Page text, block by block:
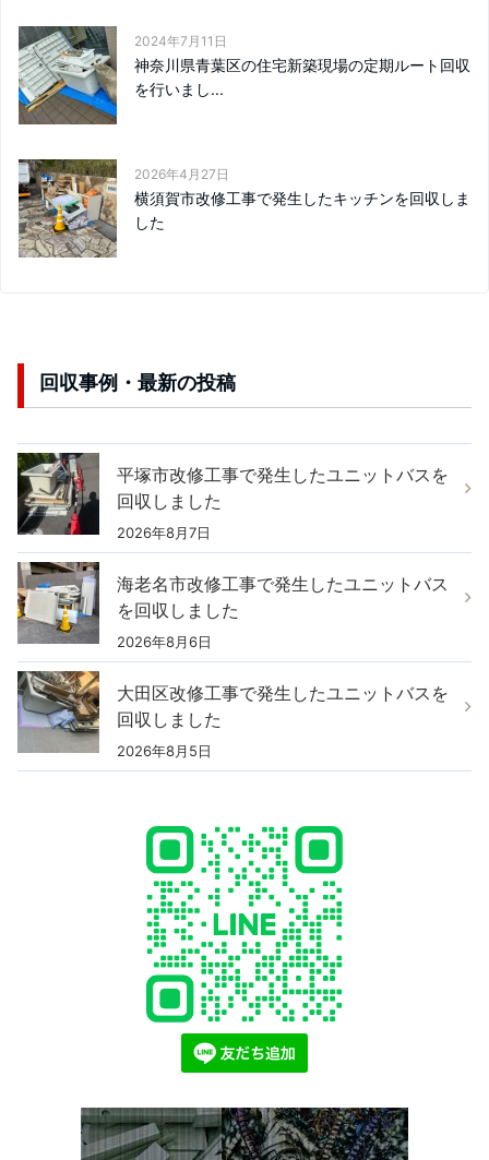
2024年7月11日
神奈川県青葉区の住宅新築現場の定期ルート回収
を行いまし...
2026年4月27日
横須賀市改修工事で発生したキッチンを回収しま
した
回収事例・最新の投稿
平塚市改修工事で発生したユニットバスを
回収しました
2026年8月7日
海老名市改修工事で発生したユニットバス
を回収しました
2026年8月6日
大田区改修工事で発生したユニットバスを
回収しました
2026年8月5日